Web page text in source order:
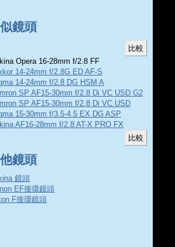
鏡頭
Opera 16-28mm f/2.8 FF
14-24mm f/2.8G ED AF-S
14-24mm f/2.8 DG HSM A
SP AF15-30mm f/2.8 Di VC USD G2
SP AF15-30mm f/2.8 Di VC USD
15-30mm f/3.5-4.5 EX DG ASP
AF16-28mm f/2.8 AT-X PRO FX
鏡頭
鏡頭
EF接環鏡頭
F接環鏡頭